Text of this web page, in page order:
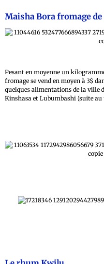
Maisha Bora fromage
Pesant en moyenne un
fromage se vend en moyen à 3$
quelques alimentations de la ville
Kinshasa et Lubumbashi (suite